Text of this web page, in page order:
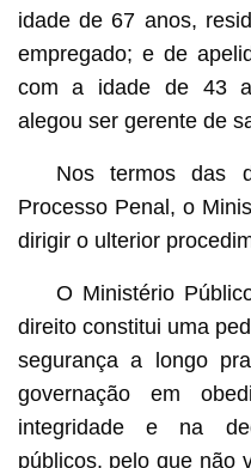
idade de 67 anos,
empregado; e de
com a idade de 43
alegou ser gerente de
Nos termos das
Processo Penal, o
dirigir o ulterior
O Ministério
direito constitui uma
segurança a longo
governação em
integridade e na
públicos, pelo que não